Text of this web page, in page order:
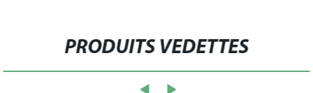
PRODUITS VEDETTES